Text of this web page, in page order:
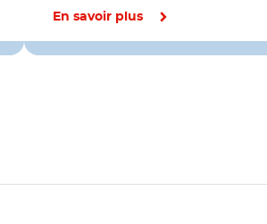
En savoir plus